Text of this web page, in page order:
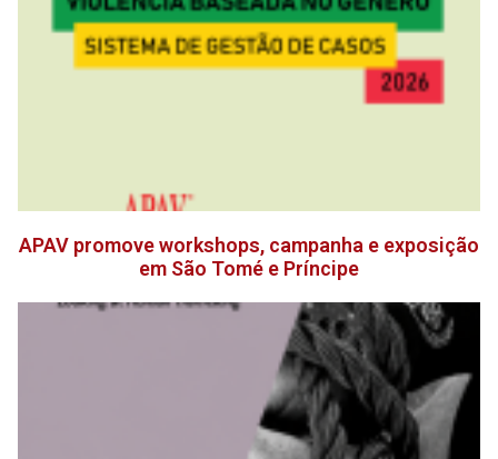
APAV promove workshops, campanha e exposição
em São Tomé e Príncipe